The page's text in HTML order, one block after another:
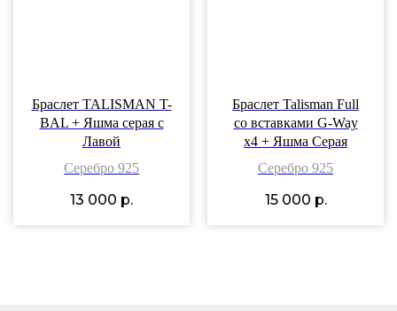
Браслет TALISMAN T-
BAL + Яшма серая c
Лавой
Серебро 925
13 000 р.
Браслет Talisman Full
со вставками G-Way
x4 + Яшма Серая
Серебро 925
15 000 р.